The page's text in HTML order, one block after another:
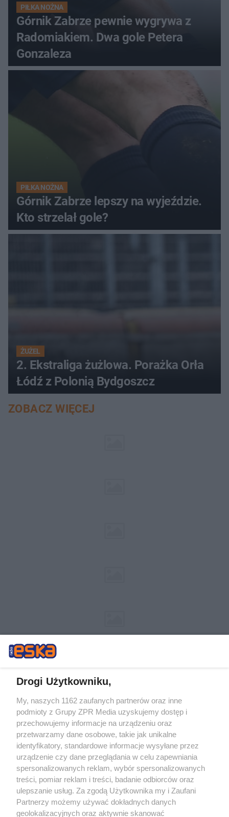
PIŁKA NOŻNA
Górnik Zabrze pewnie wygrywa z
Radomiakiem. Dwa gole Petera
Gonzaleza
PIŁKA NOŻNA
Górnik Zabrze lepszy na wyjeździe.
Kto strzelał gole?
ŻUŻEL
2. Ekstraliga żużlowa. Porażka Orła
Łódź z Polonią Bydgoszcz
ZOBACZ WIĘCEJ
Żaden utwór zamieszczony w serwisie nie może być powielany i
rozpowszechniany lub dalej rozpowszechniany w jakikolwiek sposób (w
tym także elektroniczny lub mechaniczny) na jakimkolwiek polu
eksploatacji w jakiejkolwiek formie, włącznie z umieszczaniem w
Internecie bez pisemnej zgody właściciela praw. Jakiekolwiek użycie lub
wykorzystanie utworów w całości lub w części z naruszeniem prawa,
tzn. bez właściwej zgody, jest zabronione pod groźbą kary i może być
ścigane prawnie.
Drogi Użytkowniku,
My, naszych 1162 zaufanych partnerów oraz inne
podmioty z Grupy ZPR Media uzyskujemy dostęp i
przechowujemy informacje na urządzeniu oraz
przetwarzamy dane osobowe, takie jak unikalne
identyfikatory, standardowe informacje wysyłane przez
urządzenie czy dane przeglądania w celu zapewniania
spersonalizowanych reklam, wybór spersonalizowanych
treści, pomiar reklam i treści, badanie odbiorców oraz
ulepszanie usług. Za zgodą Użytkownika my i Zaufani
Partnerzy możemy używać dokładnych danych
geolokalizacyjnych oraz aktywnie skanować